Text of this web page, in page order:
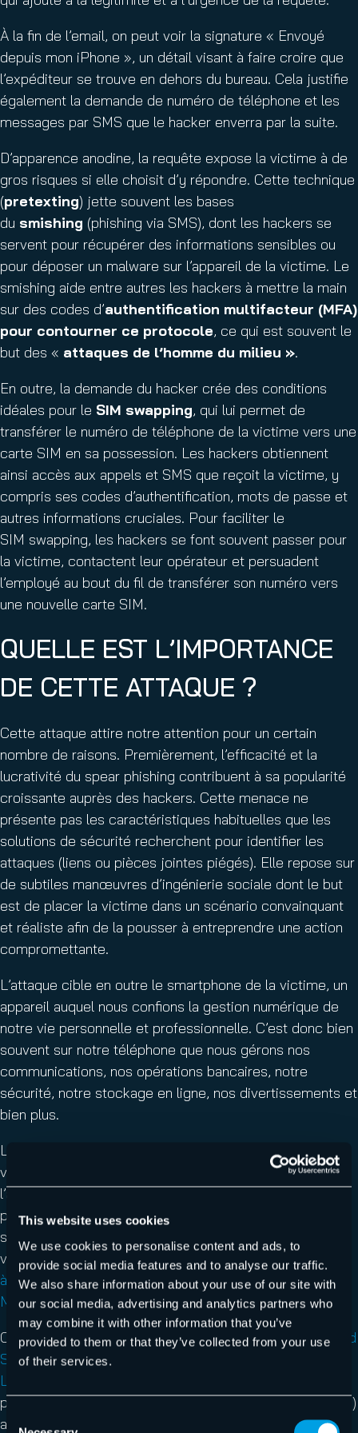
This website uses cookies
We use cookies to personalise content and ads, to
provide social media features and to analyse our traffic.
We also share information about your use of our site with
our social media, advertising and analytics partners who
may combine it with other information that you’ve
provided to them or that they’ve collected from your use
of their services.
À la fin de l’email, on peut voir la signature « Envoyé
depuis mon iPhone », un détail visant à faire croire que
l’expéditeur se trouve en dehors du bureau. Cela justifie
également la demande de numéro de téléphone et les
messages par SMS que le hacker enverra par la suite.
D’apparence anodine, la requête expose la victime à de
gros risques si elle choisit d’y répondre. Cette technique
(pretexting) jette souvent les bases
du smishing (phishing via SMS), dont les hackers se
servent pour récupérer des informations sensibles ou
pour déposer un malware sur l’appareil de la victime. Le
smishing aide entre autres les hackers à mettre la main
sur des codes d’authentification multifacteur (MFA)
pour contourner ce protocole, ce qui est souvent le
but des « attaques de l’homme du milieu ».
En outre, la demande du hacker crée des conditions
idéales pour le SIM swapping, qui lui permet de
transférer le numéro de téléphone de la victime vers une
carte SIM en sa possession. Les hackers obtiennent
ainsi accès aux appels et SMS que reçoit la victime, y
compris ses codes d’authentification, mots de passe et
autres informations cruciales. Pour faciliter le
SIM swapping, les hackers se font souvent passer pour
la victime, contactent leur opérateur et persuadent
l’employé au bout du fil de transférer son numéro vers
une nouvelle carte SIM.
QUELLE EST L’IMPORTANCE
DE CETTE ATTAQUE ?
Cette attaque attire notre attention pour un certain
nombre de raisons. Premièrement, l’efficacité et la
lucrativité du spear phishing contribuent à sa popularité
croissante auprès des hackers. Cette menace ne
présente pas les caractéristiques habituelles que les
solutions de sécurité recherchent pour identifier les
attaques (liens ou pièces jointes piégés). Elle repose sur
de subtiles manœuvres d’ingénierie sociale dont le but
est de placer la victime dans un scénario convainquant
et réaliste afin de la pousser à entreprendre une action
compromettante.
L’attaque cible en outre le smartphone de la victime, un
appareil auquel nous confions la gestion numérique de
notre vie personnelle et professionnelle. C’est donc bien
souvent sur notre téléphone que nous gérons nos
communications, nos opérations bancaires, notre
sécurité, notre stockage en ligne, nos divertissements et
bien plus.
Les smartphones ne sont toutefois pas exempts de
vulnérabilités, comme nous le rappelle bien souvent
l’actualité. Le cybergang Lapsus$, particulièrement
prolifique, est connu pour ses techniques d’ingénierie
sociale et de SIM swapping, employées pour faciliter la
violation de données. En 2022,le gang est ainsi parvenu
à se frayer un chemin dans les systèmes d’Uber, de
Microsoft, de Ciscoet d’autres marques internationales.
Ces attaques ont poussé le US Department of Homeland
Security (DHS) à lancer une analyse des techniques de
Lapsus$
passée, le Cyber Safety Review Board américain (CSRB)
a publié un rapport comportant des recommandations